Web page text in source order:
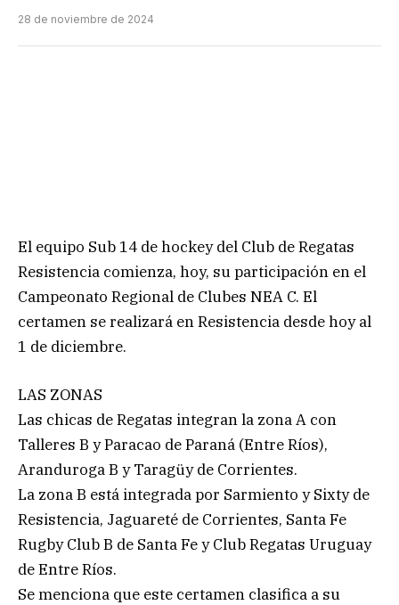
28 de noviembre de 2024
El equipo Sub 14 de hockey del Club de Regatas
Resistencia comienza, hoy, su participación en el
Campeonato Regional de Clubes NEA C. El
certamen se realizará en Resistencia desde hoy al
1 de diciembre.
LAS ZONAS
Las chicas de Regatas integran la zona A con
Talleres B y Paracao de Paraná (Entre Ríos),
Aranduroga B y Taragüy de Corrientes.
La zona B está integrada por Sarmiento y Sixty de
Resistencia, Jaguareté de Corrientes, Santa Fe
Rugby Club B de Santa Fe y Club Regatas Uruguay
de Entre Ríos.
Se menciona que este certamen clasifica a su